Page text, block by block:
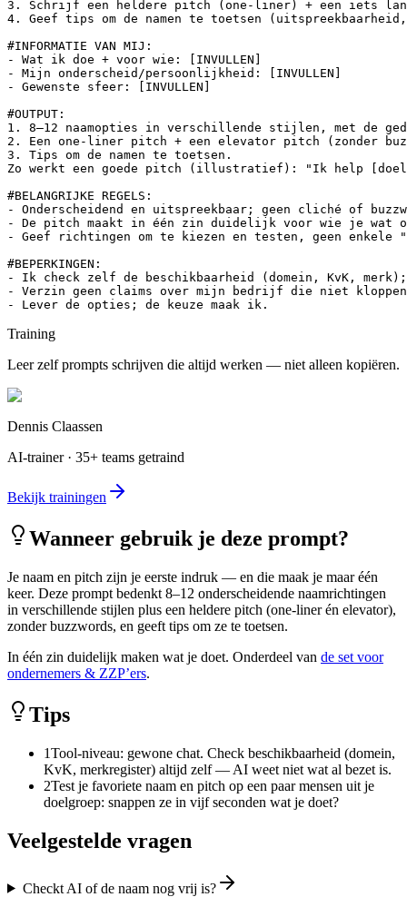
3. Schrijf een heldere pitch (one-liner) + een iets
4. Geef tips om de namen te toetsen
#INFORMATIE VAN MIJ:
- Wat ik doe + voor wie: [INVULLEN]
- Mijn onderscheid/persoonlijkheid: [INVULLEN]
- Gewenste sfeer: [INVULLEN]
#OUTPUT:
1. 8–12 naamopties in verschillende stijlen, met de
2. Een one-liner pitch + een elevator pitch (zonder
3. Tips om de namen te toetsen.
Zo werkt een goede pitch (illustratief): "Ik help
#BELANGRIJKE REGELS:
- Onderscheidend en uitspreekbaar; geen cliché of
- De pitch maakt in één zin duidelijk voor wie je wat
- Geef richtingen om te kiezen en testen, geen enkele
#BEPERKINGEN:
- Ik check zelf de beschikbaarheid (domein, KvK,
- Verzin geen claims over mijn bedrijf die niet
- Lever de opties; de keuze maak ik.
Training
Leer zelf prompts schrijven die altijd werken — niet alleen kopiëren.
Dennis Claassen
AI-trainer · 35+ teams getraind
Bekijk trainingen
Wanneer gebruik je deze prompt?
Je naam en pitch zijn je eerste indruk — en die maak je maar één
keer. Deze prompt bedenkt 8–12 onderscheidende naamrichtingen
in verschillende stijlen plus een heldere pitch (one-liner én elevator),
zonder buzzwords, en geeft tips om ze te toetsen.
In één zin duidelijk maken wat je doet. Onderdeel van de set voor
ondernemers & ZZP’ers.
Tips
1Tool-niveau: gewone chat. Check beschikbaarheid (domein,
KvK, merkregister) altijd zelf — AI weet niet wat al bezet is.
2Test je favoriete naam en pitch op een paar mensen uit je
doelgroep: snappen ze in vijf seconden wat je doet?
Veelgestelde vragen
Checkt AI of de naam nog vrij is?